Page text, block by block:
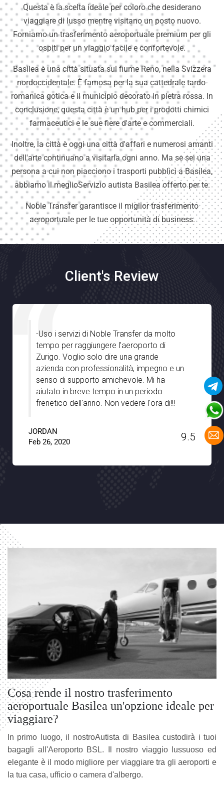
Questa è la scelta ideale per coloro che desiderano
viaggiare di lusso mentre visitano un posto nuovo.
Forniamo un trasferimento aeroportuale premium per gli
ospiti per un viaggio facile e confortevole.
Basilea è una città situata sul fiume Reno, nella Svizzera
nordoccidentale. È famosa per la sua cattedrale tardo-
romanica gotica e il municipio decorato in pietra rossa. In
conclusione, questa città è un hub per i prodotti chimici
farmaceutici e le sue fiere d'arte e commerciali.
Inoltre, la città è oggi una città d'affari e numerosi amanti
dell'arte continuano a visitarla ogni anno. Ma se sei una
persona a cui non piacciono i trasporti pubblici a Basilea,
abbiamo il meglioServizio autista Basilea offerto per te.
Noble Transfer garantisce il miglior trasferimento
aeroportuale per le tue opportunità di business.
Client's Review
Sono molto impressionato da Noble
Transfer, soprattutto per l'ottima
assistenza che abbiamo ricevuto dai vostri
autisti durante il nostro soggiorno a
Stoccarda. Erano ben informati e ci hanno
veramente guidato con le gemme
nascoste della città con pieno supporto e
Transfer !!
Jan 15, 2020
Cosa rende il nostro trasferimento
aeroportuale Basilea un'opzione ideale per
viaggiare?
In primo luogo, il nostroAutista di Basilea custodirà i tuoi
bagagli all'Aeroporto BSL. Il nostro viaggio lussuoso ed
elegante è il modo migliore per viaggiare tra gli aeroporti e
la tua casa, ufficio o camera d'albergo.